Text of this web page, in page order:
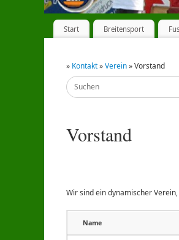
Start Breitensport
» Kontakt»Verein» Vorstand
Vorstand
Wir sind ein dynamischer
Name